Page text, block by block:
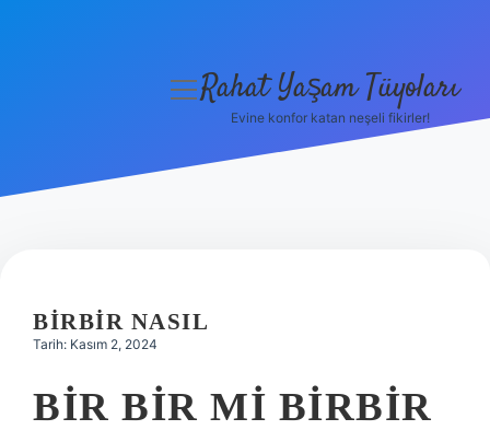
Hakkımızda
menüyü
Rahat Yaşam Tüyoları
Evine konfor katan neşeli fikirler!
BIRBIR NASIL
Tarih: Kasım 2, 2024
BIR BIR MI BIRBIR